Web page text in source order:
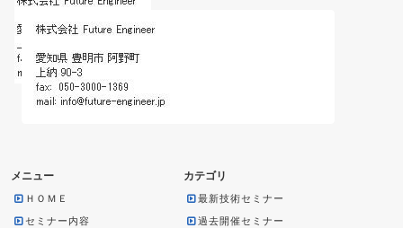
メニュー
ＨＯＭＥ
セミナー内容
カテゴリ
最新技術セミナー
過去開催セミナー